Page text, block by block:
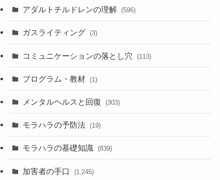
アダルトチルドレンの理解 (596)
ガスライティング (3)
コミュニケーションの落とし穴 (113)
プログラム・教材 (1)
メンタルヘルスと回復 (303)
モラハラの予防法 (19)
モラハラの基礎知識 (839)
加害者の手口 (1,245)